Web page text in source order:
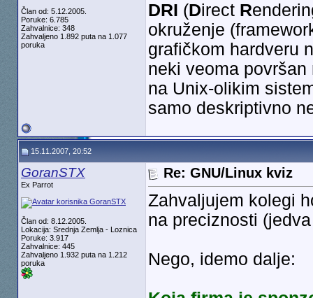
Član od: 5.12.2005.
Poruke: 6.785
Zahvalnice: 348
Zahvaljeno 1.892 puta na 1.077
poruka
DRI (Direct R
okruženje
grafičkom hardveru
neki veoma
na Unix-olikim
samo deskriptivno
15.11.2007, 20:52
GoranSTX
Ex Parrot
Član od: 8.12.2005.
Lokacija: Srednja Zemlja - Loznica
Poruke: 3.917
Zahvalnice: 445
Zahvaljeno 1.932 puta na 1.212
poruka
Re: GNU/Linux kviz
Zahvaljujem kolegi
na preciznosti
Nego, idemo dalje: